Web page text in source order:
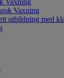
Vaxning
Vaxning
utbildning med